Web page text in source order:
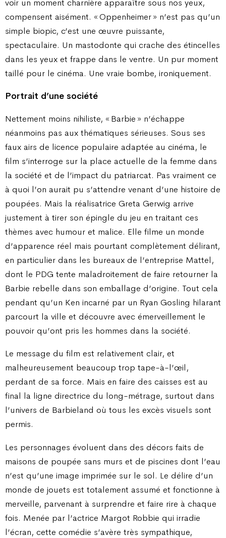
voir un moment charnière apparaître sous nos yeux,
compensent aisément. « Oppenheimer » n’est pas qu’un
simple biopic, c’est une œuvre puissante,
spectaculaire. Un mastodonte qui crache des étincelles
dans les yeux et frappe dans le ventre. Un pur moment
taillé pour le cinéma. Une vraie bombe, ironiquement.
Portrait d’une société
Nettement moins nihiliste, « Barbie » n’échappe
néanmoins pas aux thématiques sérieuses. Sous ses
faux airs de licence populaire adaptée au cinéma, le
film s’interroge sur la place actuelle de la femme dans
la société et de l’impact du patriarcat. Pas vraiment ce
à quoi l’on aurait pu s’attendre venant d’une histoire de
poupées. Mais la réalisatrice Greta Gerwig arrive
justement à tirer son épingle du jeu en traitant ces
thèmes avec humour et malice. Elle filme un monde
d’apparence réel mais pourtant complètement délirant,
en particulier dans les bureaux de l’entreprise Mattel,
dont le PDG tente maladroitement de faire retourner la
Barbie rebelle dans son emballage d’origine. Tout cela
pendant qu’un Ken incarné par un Ryan Gosling hilarant
parcourt la ville et découvre avec émerveillement le
pouvoir qu’ont pris les hommes dans la société.
Le message du film est relativement clair, et
malheureusement beaucoup trop tape-à-l’œil,
perdant de sa force. Mais en faire des caisses est au
final la ligne directrice du long-métrage, surtout dans
l’univers de Barbieland où tous les excès visuels sont
permis.
Les personnages évoluent dans des décors faits de
maisons de poupée sans murs et de piscines dont l’eau
n’est qu’une image imprimée sur le sol. Le délire d’un
monde de jouets est totalement assumé et fonctionne à
merveille, parvenant à surprendre et faire rire à chaque
fois. Menée par l’actrice Margot Robbie qui irradie
l’écran, cette comédie s’avère très sympathique,